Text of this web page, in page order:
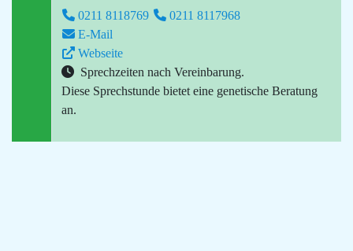
0211 8118769
0211 8117968
E-Mail
Webseite
Sprechzeiten nach Vereinbarung.
Diese Sprechstunde bietet eine genetische Beratung
an.